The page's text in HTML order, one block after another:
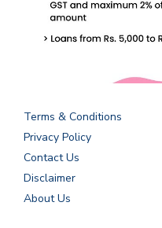
Terms & Conditions
Privacy Policy
Contact Us
Disclaimer
About Us